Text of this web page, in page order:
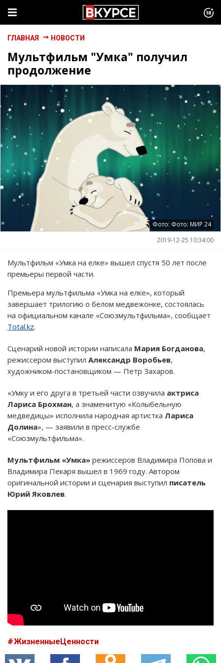
ГЛАВНАЯ НОВОСТИ
Мультфильм "Умка" получил
продолжение
Фото: Фото: МИР 24
2019-12-25 10:34:00
Мультфильм «Умка на елке» вышел спустя 50 лет после
премьеры первой части.
Премьера мультфильма «Умка на елке», который
завершает трилогию о белом медвежонке, состоялась
на официальном канале «Союзмультфильма», сообщает
Total.kz.
Сценарий новой истории написала Мария Богданова,
режиссером выступил Александр Воробьев,
художником-постановщиком — Петр Захаров.
«Умку и его друга в третьей части озвучила актриса
Лариса Брохман, а знаменитую «Колыбельную
медведицы» исполнила народная артистка Лариса
Долина», — заявили в пресс-службе
«Союзмультфильма».
Мультфильм «Умка» режиссеров Владимира Попова и
Владимира Пекаря вышел в 1969 году. Автором
оригинальной истории и сценария выступил писатель
Юрий Яковлев.
ЖизненныеЦенности